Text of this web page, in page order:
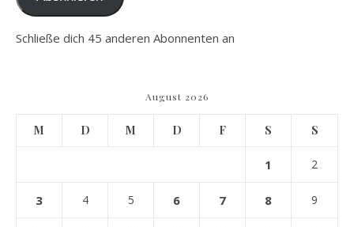
Schließe dich 45 anderen Abonnenten an
August 2026
M D M D F S S
1 2
3 4 5 6 7 8 9